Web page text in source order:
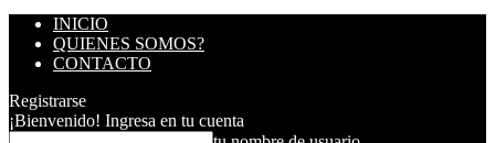
INICIO
QUIENES SOMOS?
CONTACTO
Registrarse
¡Bienvenido! Ingresa en tu cuenta